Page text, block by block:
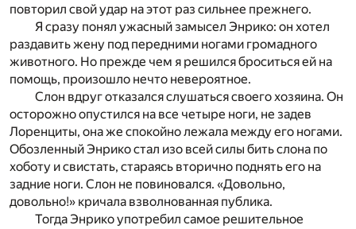
повторил свой удар на этот раз сильнее прежнего.
Я сразу понял ужасный замысел Энрико: он хотел
раздавить жену под передними ногами громадного
животного. Но прежде чем я решился броситься ей на
помощь, произошло нечто невероятное.
Слон вдруг отказался слушаться своего хозяина. Он
осторожно опустился на все четыре ноги, не задев
Лоренциты, она же спокойно лежала между его ногами.
Обозленный Энрико стал изо всей силы бить слона по
хоботу и свистать, стараясь вторично поднять его на
задние ноги. Слон не повиновался. «Довольно,
довольно!» кричала взволнованная публика.
Тогда Энрико употребил самое решительное